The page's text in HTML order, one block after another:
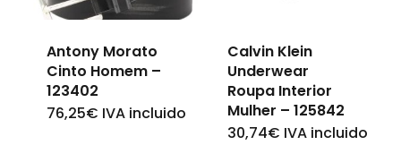
Antony Morato
Cinto Homem –
123402
76,25€ IVA incluido
This
Calvin Klein
Underwear
Roupa Interior
Mulher – 125842
30,74€ IVA incluido
This